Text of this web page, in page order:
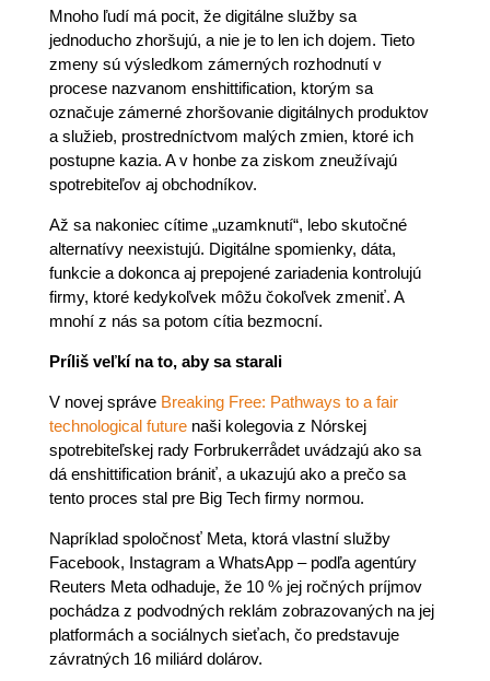
Mnoho ľudí má pocit, že digitálne služby sa
jednoducho zhoršujú, a nie je to len ich dojem. Tieto
zmeny sú výsledkom zámerných rozhodnutí v
procese nazvanom enshittification, ktorým sa
označuje zámerné zhoršovanie digitálnych produktov
a služieb, prostredníctvom malých zmien, ktoré ich
postupne kazia. A v honbe za ziskom zneužívajú
spotrebiteľov aj obchodníkov.
Až sa nakoniec cítime „uzamknutí“, lebo skutočné
alternatívy neexistujú. Digitálne spomienky, dáta,
funkcie a dokonca aj prepojené zariadenia kontrolujú
firmy, ktoré kedykoľvek môžu čokoľvek zmeniť. A
mnohí z nás sa potom cítia bezmocní.
Príliš veľkí na to, aby sa starali
V novej správe Breaking Free: Pathways to a fair
technological futurenaši kolegovia z Nórskej
spotrebiteľskej rady Forbrukerrådet uvádzajú ako sa
dá enshittification brániť, a ukazujú ako a prečo sa
tento proces stal pre Big Tech firmy normou.
Napríklad spoločnosť Meta, ktorá vlastní služby
Facebook, Instagram a WhatsApp – podľa agentúry
Reuters Meta odhaduje, že 10 % jej ročných príjmov
pochádza z podvodných reklám zobrazovaných na jej
platformách a sociálnych sieťach, čo predstavuje
závratných 16 miliárd dolárov.